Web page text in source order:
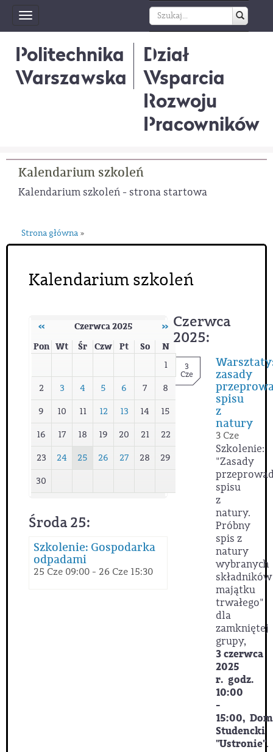
Toggle
navigation
Politechnika
Warszawska
Dział
Wsparcia
Rozwoju
Pracowników
Kalendarium szkoleń
Kalendarium szkoleń - strona startowa
Strona główna »
Kalendarium szkoleń
‹‹ Czerwca 2025
››
Pon Wt Śr Czw Pt So N
1
2
3 4 5 6 7
8
9
10 11 12 13 14
15
16
17 18 19 20 21
22
23
24 25 26 27 28
29
30
Środa 25:
Szkolenie: Gospodarka
odpadami
25 Cze 09:00 - 26 Cze 15:30
Czerwca
2025:
3
Cze zasady
spisu
z
natury
3 Cze
Szkolenie:
"Zasady
spisu
z
natury.
Próbny
spis z
natury
wybranych
składników
majątku
trwałego"
dla
zamkniętej
grupy,
3 czerwca
2025
r. godz.
10:00
-
15:00, Dom
Studencki
"Ustronie".